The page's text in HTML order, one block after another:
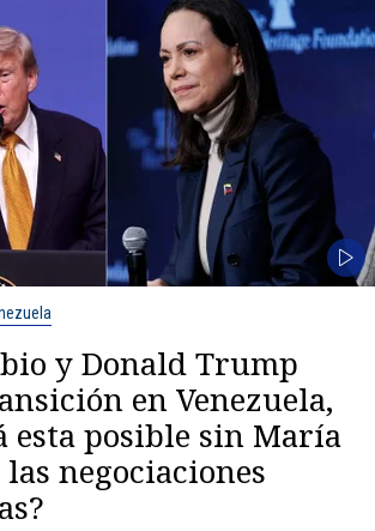
y Donald Trump
en Venezuela,
esta posible sin María
negociaciones